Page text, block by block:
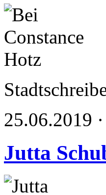
25.06.2019
Jutta